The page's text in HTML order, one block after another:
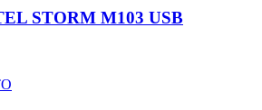
STORM M103 USB